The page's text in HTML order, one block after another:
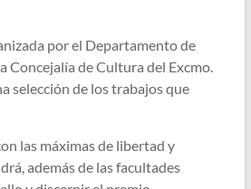
por el Departamento de
Concejalía de Cultura del Excmo.
selección de los trabajos que
las máximas de libertad y
además de las facultades